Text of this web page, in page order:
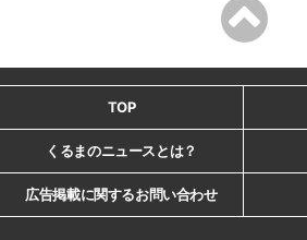
TOP
くるまのニュースとは？
広告掲載に関するお問い合わせ